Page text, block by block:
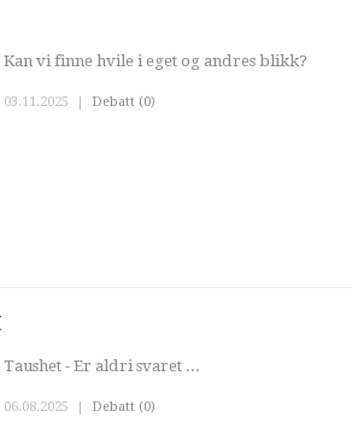
Kan vi finne hvile i eget og andres blikk?
03.11.2025 Debatt (0)
Taushet - Er aldri svaret ...
06.08.2025 | Debatt (0)